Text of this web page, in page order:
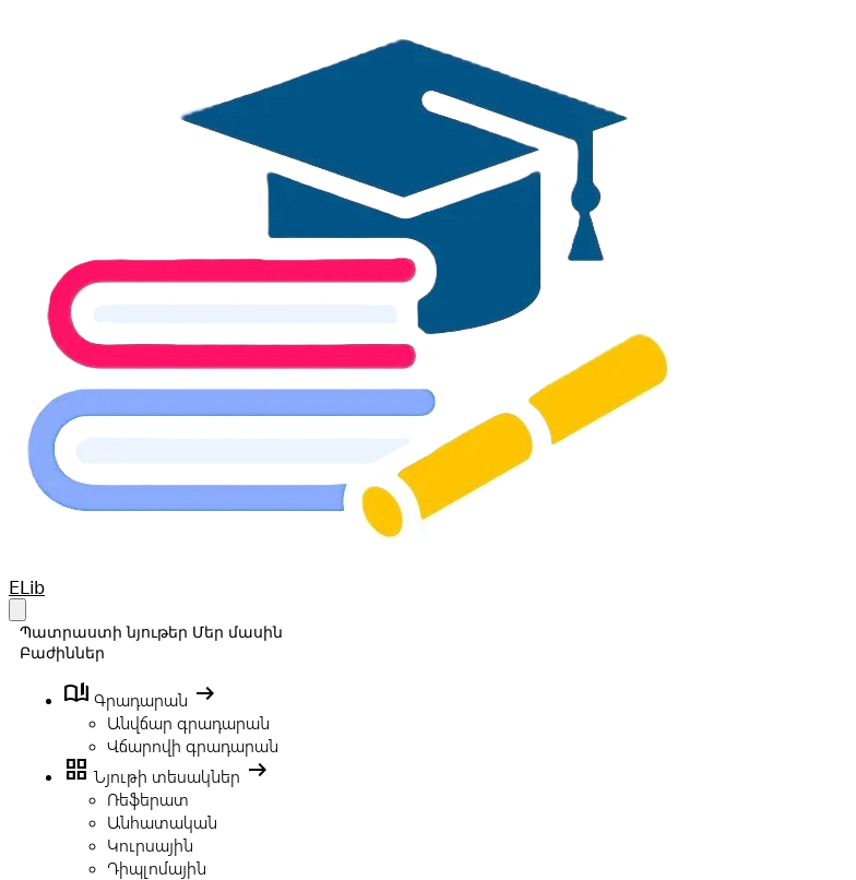
Your Company
ELib
Պատրաստի նյութեր Մեր մասին
Բաժիններ
book_ribbon Գրադարան arrow_right_alt
Անվճար գրադարան
Վճարովի գրադարան
grid_view Նյութի տեսակներ arrow_right_alt
Ռեֆերատ
Անհատական
Կուրսային
Դիպլոմային